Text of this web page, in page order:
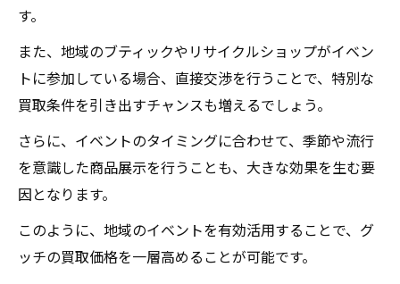
す。
また、地域のブティックやリサイクルショップがイベン
トに参加している場合、直接交渉を行うことで、特別な
買取条件を引き出すチャンスも増えるでしょう。
さらに、イベントのタイミングに合わせて、季節や流行
を意識した商品展示を行うことも、大きな効果を生む要
因となります。
このように、地域のイベントを有効活用することで、グ
ッチの買取価格を一層高めることが可能です。